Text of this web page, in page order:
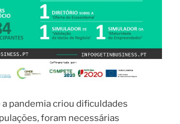
a pandemia criou dificuldades
foram necessárias